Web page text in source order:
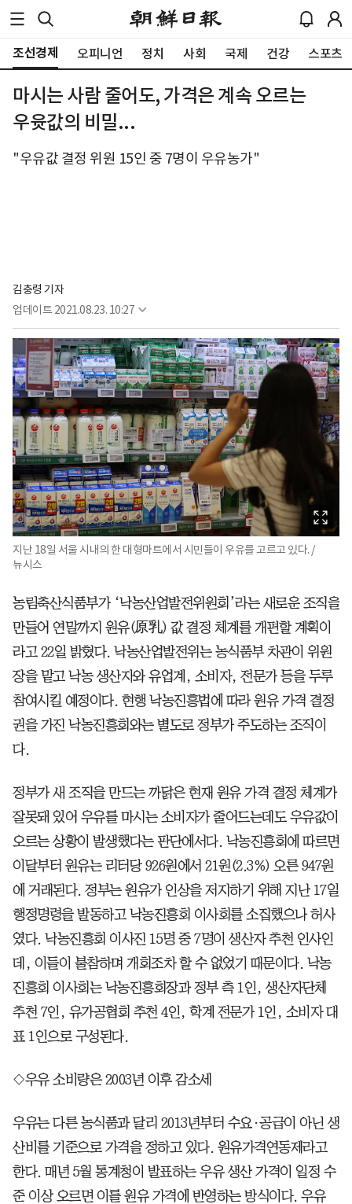
조선경제 오피니언 정치 사회 국제 건강 스포츠
마시는 사람 줄어도, 가격은 계속 오르는
우윳값의 비밀...
"우유값 결정 위원 15인 중 7명이 우유농가"
김충령 기자
업데이트 2021.08.23. 10:27
지난 18일 서울 시내의 한 대형마트에서 시민들이 우유를 고르고 있다. /
뉴시스
농림축산식품부가 ‘낙농산업발전위원회’라는 새로운 조직을
만들어 연말까지 원유(原乳) 값 결정 체계를 개편할 계획이
라고 22일 밝혔다. 낙농산업발전위는 농식품부 차관이 위원
장을 맡고 낙농 생산자와 유업계, 소비자, 전문가 등을 두루
참여시킬 예정이다. 현행 낙농진흥법에 따라 원유 가격 결정
권을 가진 낙농진흥회와는 별도로 정부가 주도하는 조직이
다.
정부가 새 조직을 만드는 까닭은 현재 원유 가격 결정 체계가
잘못돼 있어 우유를 마시는 소비자가 줄어드는데도 우유값이
오르는 상황이 발생했다는 판단에서다. 낙농진흥회에 따르면
이달부터 원유는 리터당 926원에서 21원(2.3%) 오른 947원
에 거래된다. 정부는 원유가 인상을 저지하기 위해 지난 17일
행정명령을 발동하고 낙농진흥회 이사회를 소집했으나 허사
였다. 낙농진흥회 이사진 15명 중 7명이 생산자 추천 인사인
데, 이들이 불참하며 개회조차 할 수 없었기 때문이다. 낙농
진흥회 이사회는 낙농진흥회장과 정부 측 1인, 생산자단체
추천 7인, 유가공협회 추천 4인, 학계 전문가 1인, 소비자 대
표 1인으로 구성된다.
◇우유 소비량은 2003년 이후 감소세
우유는 다른 농식품과 달리 2013년부터 수요·공급이 아닌 생
산비를 기준으로 가격을 정하고 있다. 원유가격연동제라고
한다. 매년 5월 통계청이 발표하는 우유 생산 가격이 일정 수
준 이상 오르면 이를 원유 가격에 반영하는 방식이다. 우유